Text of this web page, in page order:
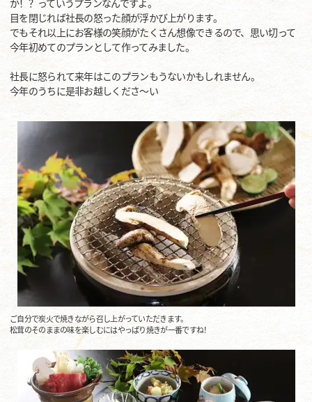
か！？っていうプランなんですよ。
目を閉じれば社長の怒った顔が浮かび上がります。
でもそれ以上にお客様の笑顔がたくさん想像できるので、思い切って
今年初めてのプランとして作ってみました。
社長に怒られて来年はこのプランもうないかもしれません。
今年のうちに是非お越しくださ～い
ご自分で炭火で焼きながら召し上がっていただきます。
松茸のそのままの味を楽しむにはやっぱり焼きが一番ですね！